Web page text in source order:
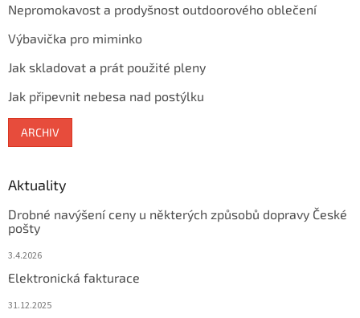
Nepromokavost a prodyšnost outdoorového oblečení
Výbavička pro miminko
Jak skladovat a prát použité pleny
Jak připevnit nebesa nad postýlku
ARCHIV
Aktuality
Drobné navýšení ceny u některých způsobů dopravy České
pošty
3.4.2026
Elektronická fakturace
31.12.2025